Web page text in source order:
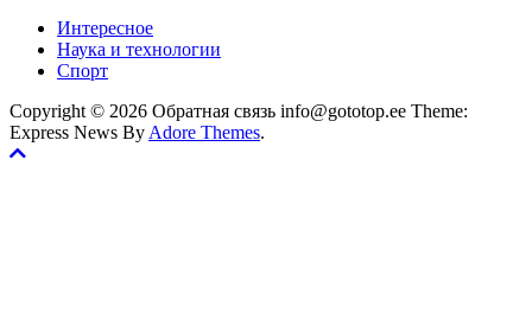
Интересное
Наука и технологии
Спорт
Copyright © 2026 Обратная связь info@gototop.ee Theme:
Express News By Adore Themes.